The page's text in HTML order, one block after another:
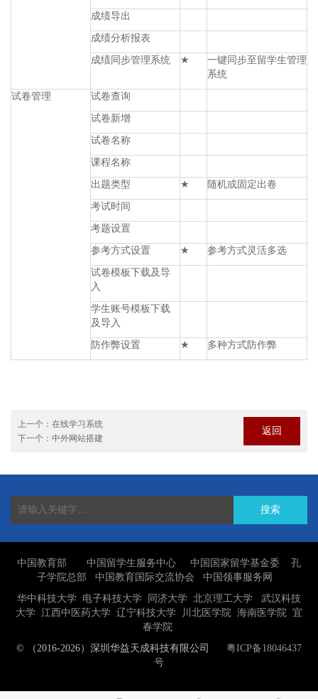
成绩导出
成绩分析报表
成绩同步管理系统 ★
一键同步至留学生管理
系统
试卷管理 试卷查询
试卷新增
试卷名称
课程名称
出题类型 ★ 随机或固定出卷
考试时间
考题设置
参考方式设置 ★ 参考方式灵活多选
试卷模板下载及导
入
学生账号模板下载
及导入
防作弊设置 ★ 多种方式防作弊
上一个： 在线学习系统
下一个： 中外网站搭建
返回
搜索
中国教育部 中国留学生服务中心 中国国家留学基金委
孔
子学院总部
中国教育国际交流协会
中国领事服务网
华中科技大学 电子科技大学 同济大学 北京理工大学
武汉科技
大学 江西中医药大学 辽宁科技大学 川北医学院 海南医学院 宜
春学院
© （2016-2026）深圳华益天成科技有限公司
粤ICP备18046437
号